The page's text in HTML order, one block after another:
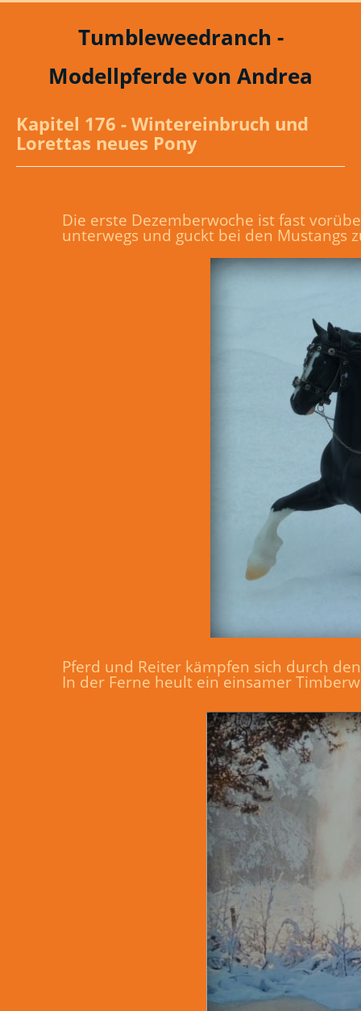
Tumbleweedranch -
Modellpferde von Andrea
Kapitel 176 - Wintereinbruch und
Lorettas neues Pony
Die erste Dezemberwoche ist fast
unterwegs und guckt bei den Mustangs
Pferd und Reiter kämpfen sich durch
In der Ferne heult ein einsamer